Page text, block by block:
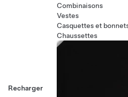
Recharger
Combinaisons
Vestes
Casquettes et
Chaussettes